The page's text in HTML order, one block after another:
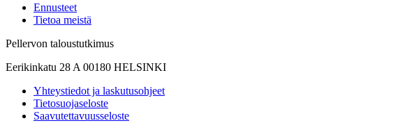
Ennusteet
Tietoa meistä
Pellervon taloustutkimus
Eerikinkatu 28 A 00180 HELSINKI
Yhteystiedot ja laskutusohjeet
Tietosuojaseloste
Saavutettavuusseloste